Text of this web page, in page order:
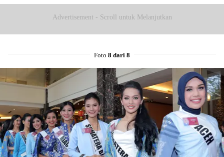
Advertisement - Scroll untuk Melanjutkan
Foto 8 dari 8